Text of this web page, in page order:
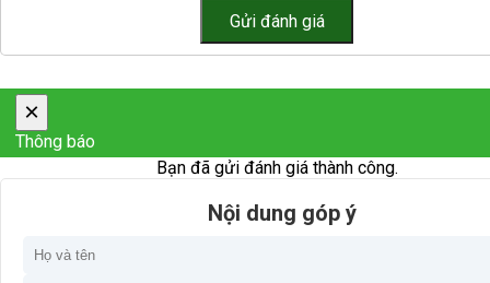
×
Thông báo
Bạn đã gửi đánh giá thành công.
Nội dung góp ý